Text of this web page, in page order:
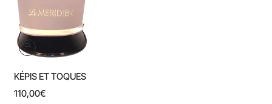
KÉPIS ET TOQUES
110,00€